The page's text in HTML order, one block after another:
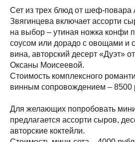
Сет из трех блюд от шеф-повара
Звягинцева включает ассорти
на выбор – утиная ножка конфи
соусом или дорадо с овощами и
вина, авторский десерт «Дуэт»
Оксаны Моисеевой.
Стоимость комплексного
винным сопровождением – 8500
Для желающих попробовать
предлагается ассорти сыров,
авторские коктейли.